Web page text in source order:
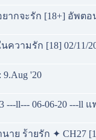
ากจะรัก [18+] อัพตอ
ความรัก [18] 02/11/
'20
---ll--- 06-06-20 ---ll
นาย ร้ายรัก ✦ CH27